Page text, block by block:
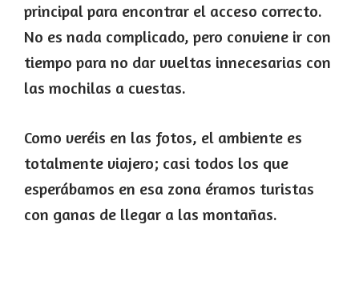
principal para encontrar el acceso correcto.
No es nada complicado, pero conviene ir con
tiempo para no dar vueltas innecesarias con
las mochilas a cuestas.
Como veréis en las fotos, el ambiente es
totalmente viajero; casi todos los que
esperábamos en esa zona éramos turistas
con ganas de llegar a las montañas.